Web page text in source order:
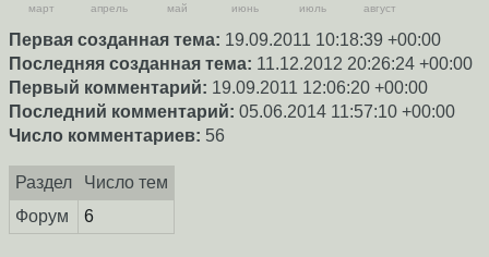
март апрель май июнь июль август
Первая созданная тема: 19.09.2011 10:18:39 +00:00
Последняя созданная тема: 11.12.2012 20:26:24 +00:00
Первый комментарий: 19.09.2011 12:06:20 +00:00
Последний комментарий: 05.06.2014 11:57:10 +00:00
Число комментариев: 56
Раздел
Число тем
Форум
6